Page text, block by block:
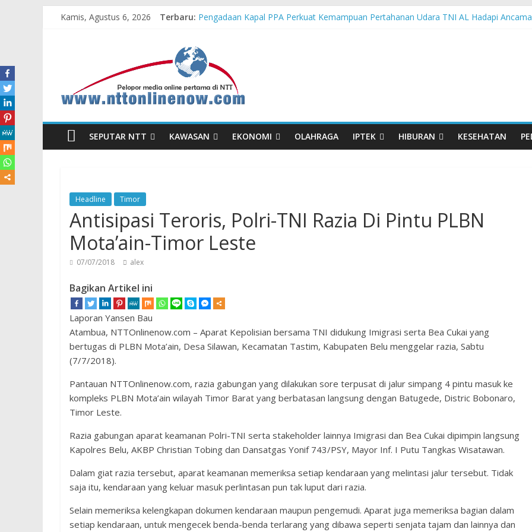
Kamis, Agustus 6, 2026 Terbaru: Pengadaan Kapal PPA Perkuat Kemampuan Pertahanan Udara TNI AL Hadapi
Hasil KKN Kolaborasi UGM-Undana Jadi Pedoman Bangun Desa Desa, Tak Sekadar
Kelurahan Manuaman Gelar Beragam Lomba Meriahkan HUT ke-81 RI
SEPUTAR NTT KAWASAN EKONOMI OLAHRAGA IPTEK HIBURAN KESEHATAN
Headline Timor
Antisipasi Teroris, Polri-TNI Razia Di Pintu PLBN
Mota’ain-Timor Leste
07/07/2018 alex
Bagikan Artikel ini
Laporan Yansen Bau
Atambua, NTTOnlinenow.com – Aparat Kepolisian bersama TNI didukung Imigrasi serta Bea Cukai yang
bertugas di PLBN Mota’ain, Desa Silawan, Kecamatan Tastim, Kabupaten Belu menggelar razia, Sabtu
(7/7/2018).
Pantauan NTTOnlinenow.com, razia gabungan yang dilakukan sore terpusat di jalur simpang 4 pintu masuk ke
kompleks PLBN Mota’ain wilayah Timor Barat yang berbatasan langsung dengan Batugede, Distric Bobonaro,
Timor Leste.
Razia gabungan aparat keamanan Polri-TNI serta stakeholder lainnya Imigrasi dan Bea Cukai dipimpin langsung
Kapolres Belu, AKBP Christian Tobing dan Dansatgas Yonif 743/PSY, Mayor Inf. I Putu Tangkas Wisatawan.
Dalam giat razia tersebut, aparat keamanan memeriksa setiap kendaraan yang melintasi jalur tersebut. Tidak
saja itu, kendaraan yang keluar masuk perlintasan pun tak luput dari razia.
Selain memeriksa kelengkapan dokumen kendaraan maupun pengemudi. Aparat juga memeriksa bagian dalam
setiap kendaraan, untuk mengecek benda-benda terlarang yang dibawa seperti senjata tajam dan lainnya dan